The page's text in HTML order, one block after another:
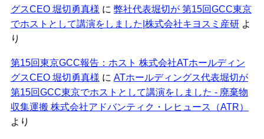
グスCEO 堀切勇真様 に 弊社代表堀切が 第15回GCC東京
でホストとして講演をしました|株式会社キヨスミ産研よ
り
第15回東京GCC報告：ホスト 株式会社ATホールディン
グスCEO 堀切勇真様 に ATホールディングス代表堀切が
第15回GCC東京でホストとして講演をしました - 廃棄物
収集運搬 株式会社アドバンティク・レヒュース（ATR）
より